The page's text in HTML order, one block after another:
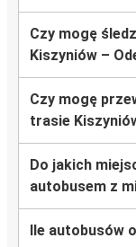
Czy mogę
Kiszyniów –
Czy mogę
trasie
Do jakich
autobusem z
Ile autobusów